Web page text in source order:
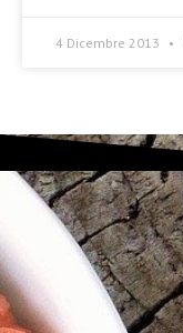
4 Dicembre 2013